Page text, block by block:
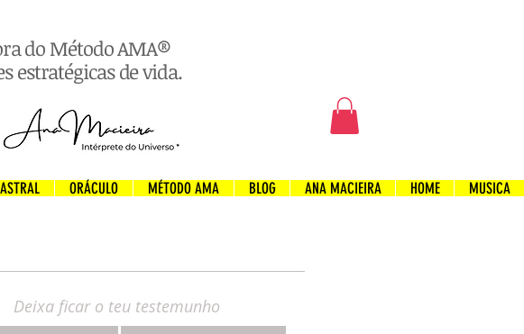
do Método AMA®
estratégicas de vida.
ORÁCULO MÉTODO AMA BLOG ANA MACIEIRA HOME MUSICA
Deixa ficar o teu testemunho